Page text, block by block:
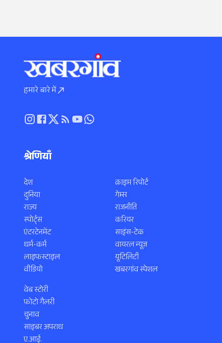
हमारे बारे में
श्रेणियाँ
देश
दुनिया
राज्य
स्पोर्ट्स
एंटरटेनमेंट
धर्म-कर्म
लाइफस्टाइल
वीडियो
क्राइम रिपोर्ट
गेम्स
राजनीति
करियर
साइंस-टेक
वायरल न्यूज़
यूटिलिटी
खबरगांव स्पेशल
वेब स्टोरी
फोटो गैलरी
चुनाव
साइबर अपराध
ए.आई.